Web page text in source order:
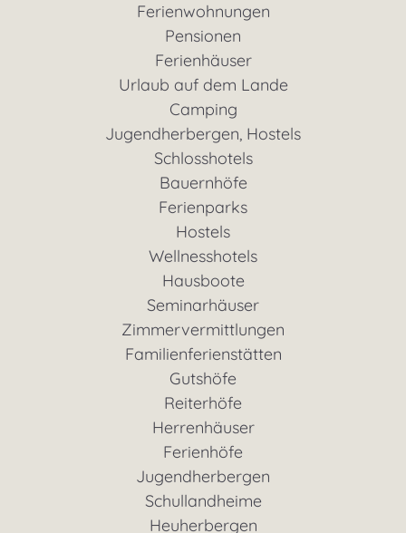
Ferienwohnungen
Pensionen
Ferienhäuser
Urlaub auf dem Lande
Camping
Jugendherbergen, Hostels
Schlosshotels
Bauernhöfe
Ferienparks
Hostels
Wellnesshotels
Hausboote
Seminarhäuser
Zimmervermittlungen
Familienferienstätten
Gutshöfe
Reiterhöfe
Herrenhäuser
Ferienhöfe
Jugendherbergen
Schullandheime
Heuherbergen